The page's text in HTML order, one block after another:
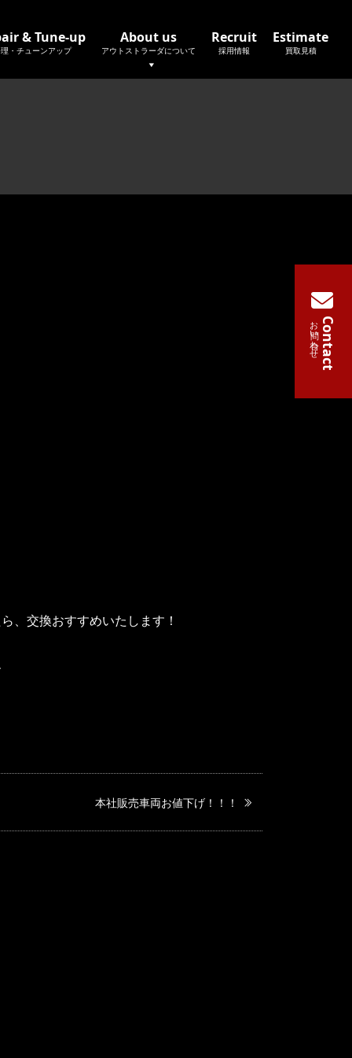
& Tune-up
・チューンアップ
About us
アウトストラーダについて
Recruit
採用情報
Estimate
買取見積
Contact
お問い合わせ
、交換おすすめいたします！
本社販売車両お値下げ！！！